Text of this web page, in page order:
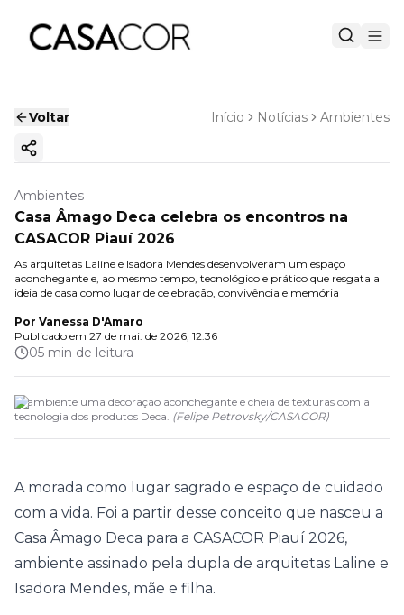
Voltar Início Notícias Ambientes
Copiar link
Ambientes
Casa Âmago Deca celebra os encontros na
CASACOR Piauí 2026
As arquitetas Laline e Isadora Mendes desenvolveram um espaço
aconchegante e, ao mesmo tempo, tecnológico e prático que resgata a
ideia de casa como lugar de celebração, convivência e memória
Por Vanessa D'Amaro
Publicado em 27 de mai. de 2026, 12:36
05 min de leitura
O ambiente uma decoração aconchegante e cheia de texturas com a
tecnologia dos produtos Deca. (Felipe Petrovsky/CASACOR)
A morada como lugar sagrado e espaço de cuidado
com a vida. Foi a partir desse conceito que nasceu a
Casa Âmago Deca para a CASACOR Piauí 2026,
ambiente assinado pela dupla de arquitetas Laline e
Isadora Mendes, mãe e filha.